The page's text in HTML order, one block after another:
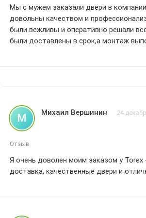
Мы с мужем заказали двери в
довольны качеством и
были вежливы и оперативно решали
были доставлены в срок,а монтаж
М Михаил Вершинин 24
Отзыв
Я очень доволен моим заказом у Torex
доставка, качественные двери и